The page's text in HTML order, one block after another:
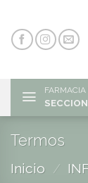
content
FARMACIA
Termos
Inicio /